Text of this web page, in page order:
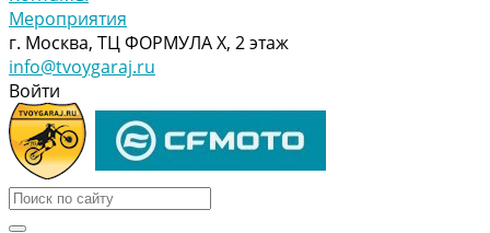
Мероприятия
г. Москва, ТЦ ФОРМУЛА Х, 2 этаж
info@tvoygaraj.ru
Войти